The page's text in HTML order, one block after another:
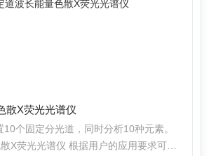
散X荧光光谱仪
个固定分光道，同时分析10种元素。
X荧光光谱仪 根据用户的应用要求可配